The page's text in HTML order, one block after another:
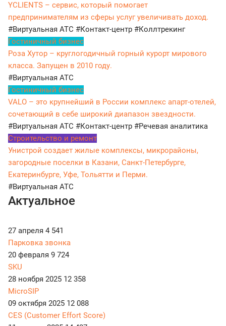
YCLIENTS – сервис, который помогает
предпринимателям из сферы услуг увеличивать доход.
#Виртуальная АТС #Контакт-центр #Коллтрекинг
Гостиничный бизнес
Роза Хутор – круглогодичный горный курорт мирового
класса. Запущен в 2010 году.
#Виртуальная АТС
Гостиничный бизнес
VALO – это крупнейший в России комплекс апарт-отелей,
сочетающий в себе широкий диапазон звездности.
#Виртуальная АТС #Контакт-центр #Речевая аналитика
Строительство и ремонт
Унистрой создает жилые комплексы, микрорайоны,
загородные поселки в Казани, Санкт-Петербурге,
Екатеринбурге, Уфе, Тольятти и Перми.
#Виртуальная АТС
Актуальное
27 апреля 4 541
Парковка звонка
20 февраля 9 724
SKU
28 ноября 2025 12 358
MicroSIP
09 октября 2025 12 088
CES (Customer Effort Score)